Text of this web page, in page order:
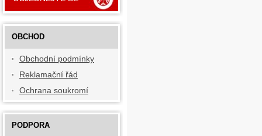
OBCHOD
Obchodní podmínky
Reklamační řád
Ochrana soukromí
PODPORA